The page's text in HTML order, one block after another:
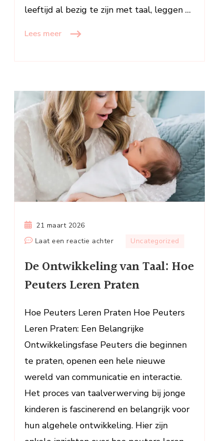
leeftijd al bezig te zijn met taal, leggen …
Lees meer
21 maart 2026
Laat een reactie achterop
Ontwikkeling
van
Taal:
Peuters
Leren
Praten
Uncategorized
De Ontwikkeling van Taal: Hoe
Peuters Leren Praten
Hoe Peuters Leren Praten Hoe Peuters
Leren Praten: Een Belangrijke
Ontwikkelingsfase Peuters die beginnen
te praten, openen een hele nieuwe
wereld van communicatie en interactie.
Het proces van taalverwerving bij jonge
kinderen is fascinerend en belangrijk voor
hun algehele ontwikkeling. Hier zijn